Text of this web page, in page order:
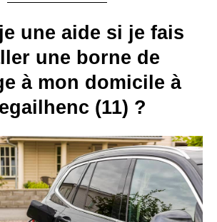
une aide si je fais
une borne de
à mon domicile à
(11) ?